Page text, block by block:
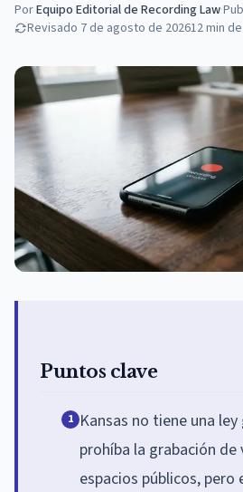
PorEquipo Editorial de Recording Law·
Revisado 7 de agosto de 202612min
Puntos clave
1 Kansas no tiene una
prohíba la grabación de
espacios públicos, pero